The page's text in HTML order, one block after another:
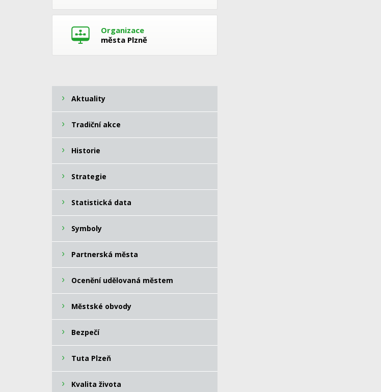
Organizace
města Plzně
Aktuality
Tradiční akce
Historie
Strategie
Statistická data
Symboly
Partnerská města
Ocenění udělovaná městem
Městské obvody
Bezpečí
Tuta Plzeň
Kvalita života